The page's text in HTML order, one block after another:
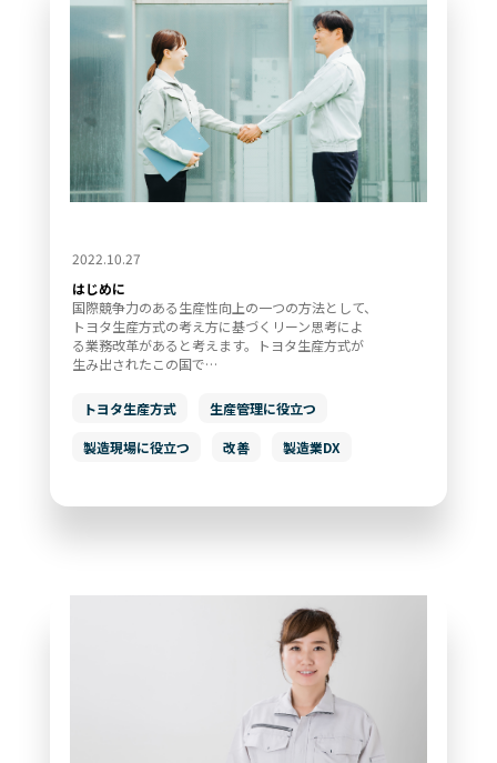
金型加工
拡張システム連携
機能一覧
設備投資の判断ができました！
もっと見る
製造現場に役立つ
コラム一覧
2022.10.27
はじめに
国際競争力のある生産性向上の一つの方法として、
トヨタ生産方式の考え方に基づくリーン思考によ
る業務改革があると考えます。トヨタ生産方式が
生み出されたこの国で…
トヨタ生産方式 生産管理に役立つ
製造現場に役立つ 改善 製造業DX
お問い合わせ
運営会社
ログイン